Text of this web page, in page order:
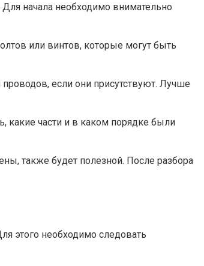
начала необходимо внимательно
или винтов, которые могут быть
если они присутствуют. Лучше
какие части и в каком порядке были
также будет полезной. После разбора
этого необходимо следовать